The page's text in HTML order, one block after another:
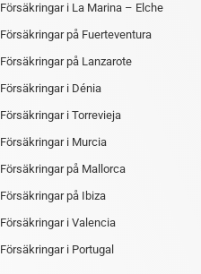
Försäkringar i La Marina – Elche
Försäkringar på Fuerteventura
Försäkringar på Lanzarote
Försäkringar i Dénia
Försäkringar i Torrevieja
Försäkringar i Murcia
Försäkringar på Mallorca
Försäkringar på Ibiza
Försäkringar i Valencia
Försäkringar i Portugal